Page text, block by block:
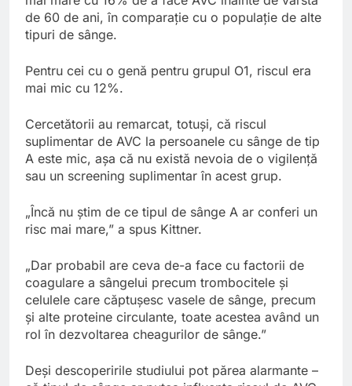
de 60 de ani, în comparație cu o populație de alte
tipuri de sânge.
Pentru cei cu o genă pentru grupul O1, riscul era
mai mic cu 12%.
Cercetătorii au remarcat, totuși, că riscul
suplimentar de AVC la persoanele cu sânge de tip
A este mic, așa că nu există nevoia de o vigilență
sau un screening suplimentar în acest grup.
„Încă nu știm de ce tipul de sânge A ar conferi un
risc mai mare,” a spus Kittner.
„Dar probabil are ceva de-a face cu factorii de
coagulare a sângelui precum trombocitele și
celulele care căptușesc vasele de sânge, precum
și alte proteine circulante, toate acestea având un
rol în dezvoltarea cheagurilor de sânge.”
Deși descoperirile studiului pot părea alarmante –